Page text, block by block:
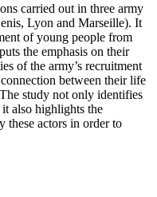
carried out in three army
Lyon and Marseille). It
of young people from
the emphasis on their
of the army’s recruitment
between their life
study not only identifies
also highlights the
these actors in order to